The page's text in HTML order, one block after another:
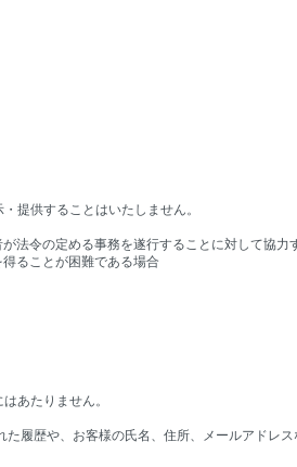
提供することはいたしません。
法令の定める事務を遂行することに対して協力
ることが困難である場合
あたりません。
履歴や、お客様の氏名、住所、メールアドレ